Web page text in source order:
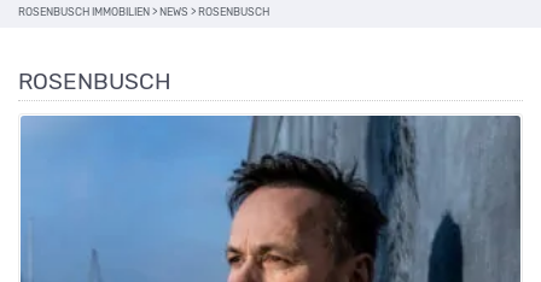
ROSENBUSCH IMMOBILIEN > NEWS > ROSENBUSCH
ROSENBUSCH